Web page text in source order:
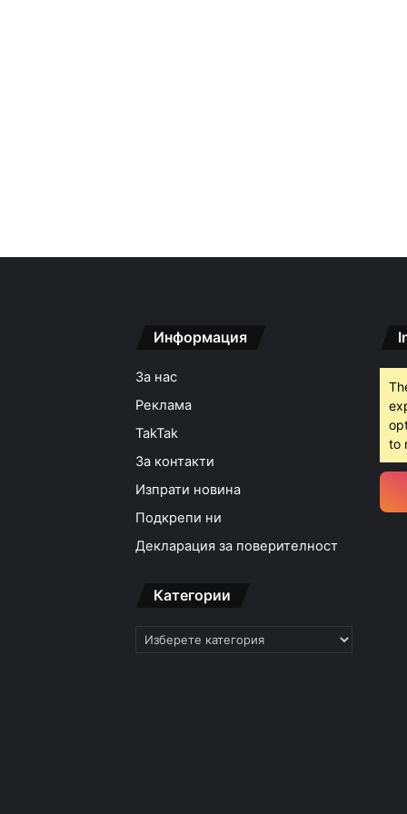
Информация
За нас
Реклама
TakTak
За контакти
Изпрати новина
Подкрепи ни
Декларация за поверителност
Категории
Категории
to